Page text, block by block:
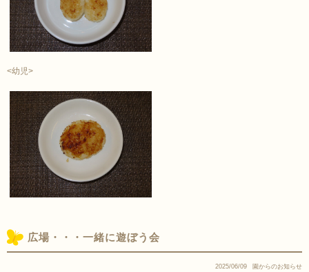
<幼児>
広場・・・一緒に遊ぼう会
2025/06/09 園からのお知らせ